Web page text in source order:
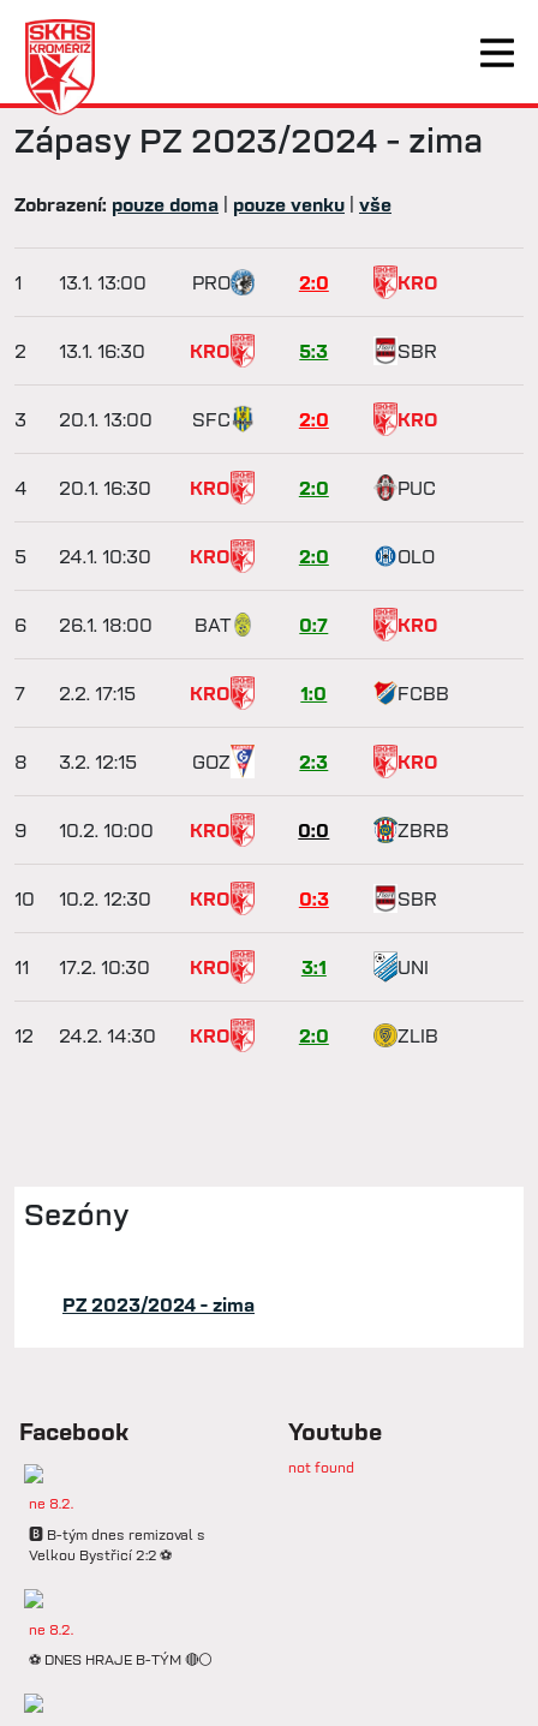
Sezóny
PZ 2023/2024 - zima
Zápasy PZ 2023/2024 - zima
Zobrazení: pouze doma pouze venku vše
1 13.1. 13:00 PRO 2:0 KRO
2 13.1. 16:30 KRO 5:3 SBR
3 20.1. 13:00 SFC 2:0 KRO
4 20.1. 16:30 KRO 2:0 PUC
5 24.1. 10:30 KRO 2:0 OLO
6 26.1. 18:00 BAT 0:7 KRO
7 2.2. 17:15 KRO 1:0 FCBB
8 3.2. 12:15 GOZ 2:3 KRO
9 10.2. 10:00 KRO 0:0 ZBRB
10 10.2. 12:30 KRO 0:3 SBR
11 17.2. 10:30 KRO 3:1 UNI
12 24.2. 14:30 KRO 2:0 ZLIB
Facebook
ne 8.2.
🅱️ B-tým dnes remizoval s
Velkou Bystřicí 2:2 ⚽️
ne 8.2.
⚽️ DNES HRAJE B-TÝM 🔴⚪️
Youtube
not found